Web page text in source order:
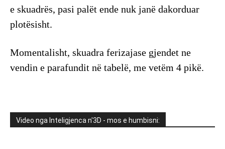
e skuadrës, pasi palët ende nuk janë dakorduar
plotësisht.
Momentalisht, skuadra ferizajase gjendet ne
vendin e parafundit në tabelë, me vetëm 4 pikë.
Video nga Inteligjenca n'3D - mos e humbisni: